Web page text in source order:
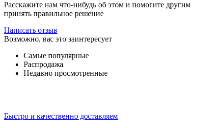
Расскажите нам что-нибудь об этом и помогите другим
принять правильное решение
Написать отзыв
Возможно, вас это заинтересует
Самые популярные
Распродажа
Недавно просмотренные
Быстро и качественно доставляем